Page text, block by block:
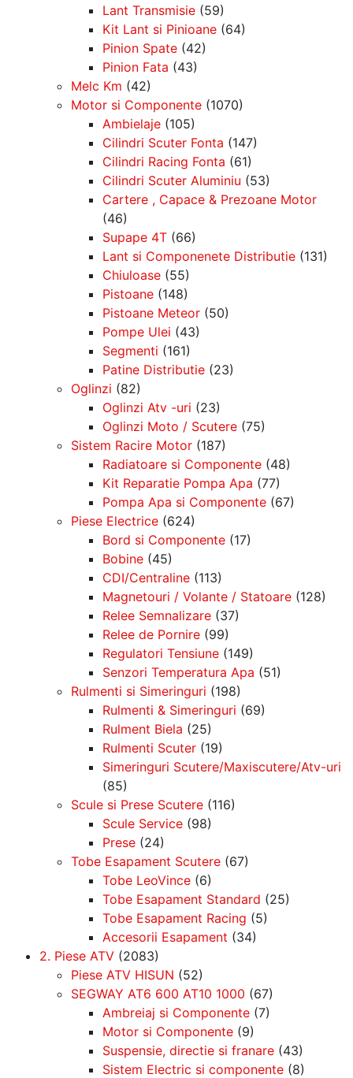
Lant Transmisie (59)
Kit Lant si Pinioane (64)
Pinion Spate (42)
Pinion Fata (43)
Melc Km (42)
Motor si Componente (1070)
Ambielaje (105)
Cilindri Scuter Fonta (147)
Cilindri Racing Fonta (61)
Cilindri Scuter Aluminiu (53)
Cartere , Capace & Prezoane Motor
(46)
Supape 4T (66)
Lant si Componenete Distributie (131)
Chiuloase (55)
Pistoane (148)
Pistoane Meteor (50)
Pompe Ulei (43)
Segmenti (161)
Patine Distributie (23)
Oglinzi (82)
Oglinzi Atv -uri (23)
Oglinzi Moto / Scutere (75)
Sistem Racire Motor (187)
Radiatoare si Componente (48)
Kit Reparatie Pompa Apa (77)
Pompa Apa si Componente (67)
Piese Electrice (624)
Bord si Componente (17)
Bobine (45)
CDI/Centraline (113)
Magnetouri / Volante / Statoare (128)
Relee Semnalizare (37)
Relee de Pornire (99)
Regulatori Tensiune (149)
Senzori Temperatura Apa (51)
Rulmenti si Simeringuri (198)
Rulmenti & Simeringuri (69)
Rulment Biela (25)
Rulmenti Scuter (19)
Simeringuri Scutere/Maxiscutere/Atv-uri
(85)
Scule si Prese Scutere (116)
Scule Service (98)
Prese (24)
Tobe Esapament Scutere (67)
Tobe LeoVince (6)
Tobe Esapament Standard (25)
Tobe Esapament Racing (5)
Accesorii Esapament (34)
2. Piese ATV (2083)
Piese ATV HISUN (52)
SEGWAY AT6 600 AT10 1000 (67)
Ambreiaj si Componente (7)
Motor si Componente (9)
Suspensie, directie si franare (43)
Sistem Electric si componente (8)